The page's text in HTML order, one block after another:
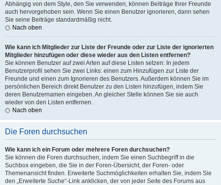
Abhängig von dem Style, den Sie verwenden, können Beiträge Ihrer Freunde
auch hervorgehoben sein. Wenn Sie einen Benutzer ignorieren, dann sehen
Sie seine Beiträge standardmäßig nicht.
Nach oben
Wie kann ich Mitglieder zur Liste der Freunde oder zur Liste der ignorierten
Mitglieder hinzufügen oder diese wieder aus den Listen entfernen?
Sie können Benutzer auf zwei Arten auf diese Listen setzen: In jedem
Benutzerprofil sehen Sie zwei Links: einen zum Hinzufügen zur Liste der
Freunde und einen zum Ignorieren des Benutzers. Außerdem können Sie im
persönlichen Bereich direkt Benutzer zu den Listen hinzufügen, indem Sie
deren Benutzernamen eingeben. An gleicher Stelle können Sie sie auch
wieder von den Listen entfernen.
Nach oben
Die Foren durchsuchen
Wie kann ich ein Forum oder mehrere Foren durchsuchen?
Sie können die Foren durchsuchen, indem Sie einen Suchbegriff in die
Suchbox eingeben, die Sie in der Foren-Übersicht, der Foren- oder
Themenansicht finden. Erweiterte Suchmöglichkeiten erhalten Sie, indem Sie
den „Erweiterte Suche“-Link anklicken, der von jeder Seite des Forums aus